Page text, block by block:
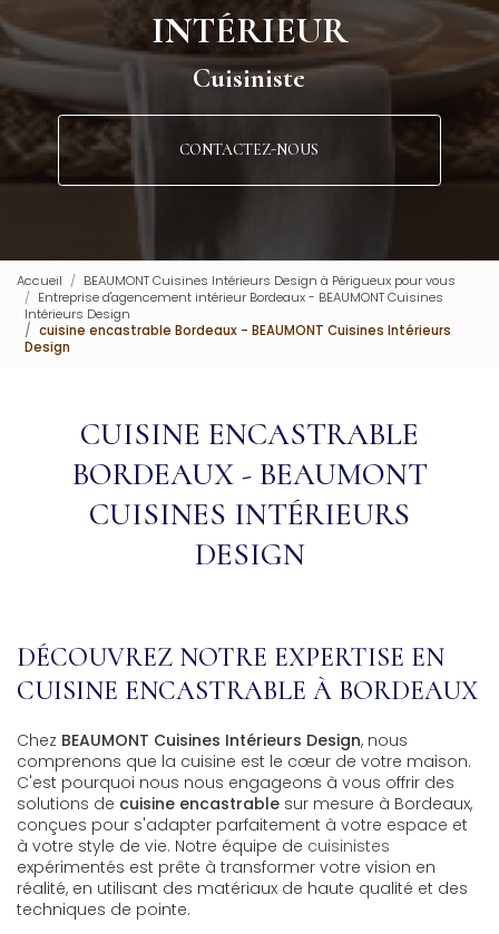
INTÉRIEUR
Cuisiniste
CONTACTEZ-NOUS
Accueil
BEAUMONT Cuisines Intérieurs Design à Périgueux pour vous
Entreprise d'agencement intérieur Bordeaux - BEAUMONT Cuisines
Intérieurs Design
cuisine encastrable Bordeaux - BEAUMONT Cuisines Intérieurs
Design
CUISINE ENCASTRABLE
BORDEAUX - BEAUMONT
CUISINES INTÉRIEURS
DESIGN
DÉCOUVREZ NOTRE EXPERTISE EN
CUISINE ENCASTRABLE À BORDEAUX
Chez BEAUMONT Cuisines Intérieurs Design, nous
comprenons que la cuisine est le cœur de votre maison.
C'est pourquoi nous nous engageons à vous offrir des
solutions de cuisine encastrable sur mesure à Bordeaux,
conçues pour s'adapter parfaitement à votre espace et
à votre style de vie. Notre équipe de cuisinistes
expérimentés est prête à transformer votre vision en
réalité, en utilisant des matériaux de haute qualité et des
techniques de pointe.